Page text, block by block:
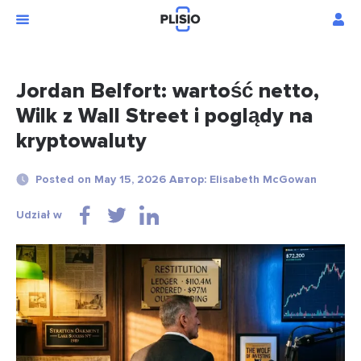
Jordan Belfort: wartość netto,
Wilk z Wall Street i poglądy na
kryptowaluty
Posted on May 15, 2026 Автор: Elisabeth McGowan
Udział w